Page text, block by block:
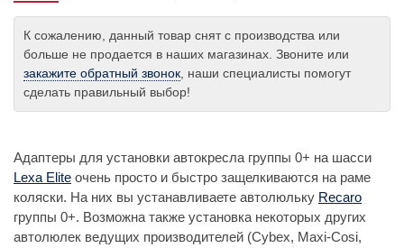
К сожалению, данный товар снят с производства или
больше не продается в наших магазинах. Звоните или
закажите обратный звонок , наши специалисты помогут
сделать правильный выбор!
Адаптеры для установки автокресла группы 0+ на шасси
Lexa Elite очень просто и быстро защелкиваются на раме
коляски. На них вы устанавливаете автолюльку Recaro
группы 0+. Возможна также установка некоторых других
автолюлек ведущих производителей (Cybex, Maxi-Cosi,